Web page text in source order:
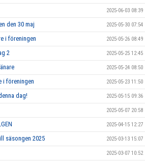
2025-06-03 08:39
den 30 maj 2025-05-30 07:54
i föreningen 2025-05-26 08:49
2 2025-05-25 12:45
2025-05-24 08:50
i föreningen 2025-05-23 11:50
dag! 2025-05-15 09:36
2025-05-07 20:58
2025-04-15 12:27
säsongen 2025 2025-03-13 15:07
2025-03-07 10:52